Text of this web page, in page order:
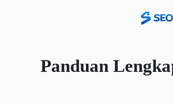
Panduan